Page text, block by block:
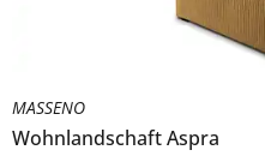
MASSENO
WohnlandschaftAspra